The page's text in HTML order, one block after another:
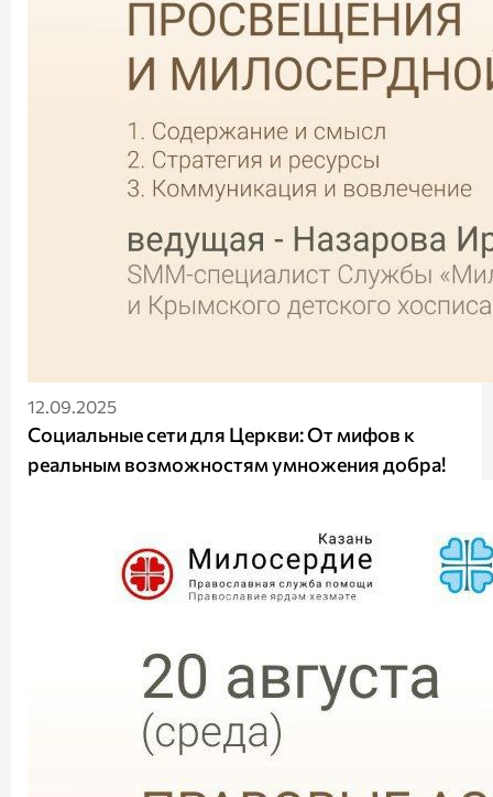
12.09.2025
Социальные сети для Церкви: От мифов к
реальным возможностям умножения добра!